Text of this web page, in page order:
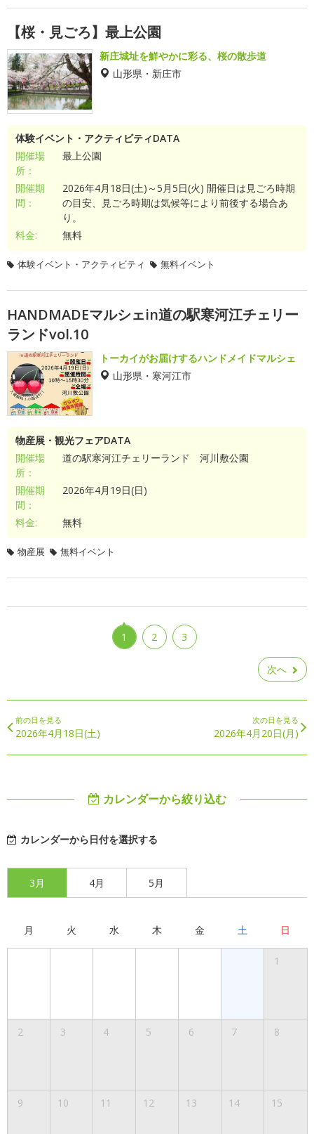
【桜・見ごろ】最上公園
新庄城址を鮮やかに彩る、桜の散歩道
山形県・新庄市
体験イベント・アクティビティDATA
開催場
所：
最上公園
開催期
間：
2026年4月18日(土)～5月5日(火) 開催日は見ごろ時期
の目安、見ごろ時期は気候等により前後する場合あ
り。
料金:
無料
体験イベント・アクティビティ 無料イベント
HANDMADEマルシェin道の駅寒河江チェリー
ランドvol.10
トーカイがお届けするハンドメイドマルシェ
山形県・寒河江市
物産展・観光フェアDATA
開催場
所：
道の駅寒河江チェリーランド 河川敷公園
開催期
間：
2026年4月19日(日)
料金: 無料
物産展 無料イベント
1 2 3
次へ
前の日を見る
2026年4月18日(土)
次の日を見る
2026年4月20日(月)
カレンダーから絞り込む
カレンダーから日付を選択する
3月 4月 5月
月 火 水 木 金 土 日
1
2 3 4 5 6 7 8
9 10 11 12 13 14 15